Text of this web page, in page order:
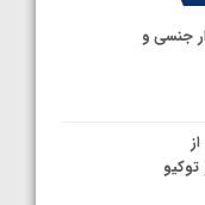
جنسی و
توکیو